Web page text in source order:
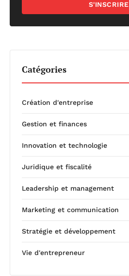
S'INSCRIRE
Catégories
Création d'entreprise
Gestion et finances
Innovation et technologie
Juridique et fiscalité
Leadership et management
Marketing et communication
Stratégie et développement
Vie d'entrepreneur